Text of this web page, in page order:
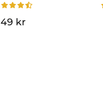
49 kr